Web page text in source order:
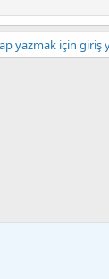
yazmak için giriş
politikası